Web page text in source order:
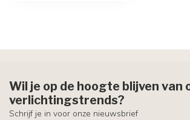
Wil je op de hoogte blijven van
verlichtingstrends?
Schrijf je in voor onze nieuwsbrief